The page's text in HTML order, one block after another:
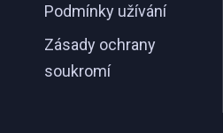
Podmínky užívání
Zásady ochrany
soukromí